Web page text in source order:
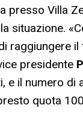
presso Villa
situazione.
raggiungere
presidente
e il numero di
quota